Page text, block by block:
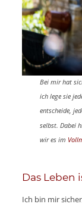
Bei mir hat
ich lege sie
entscheide,
selbst. Dabei
wir es im
Das Leben
Ich bin mir